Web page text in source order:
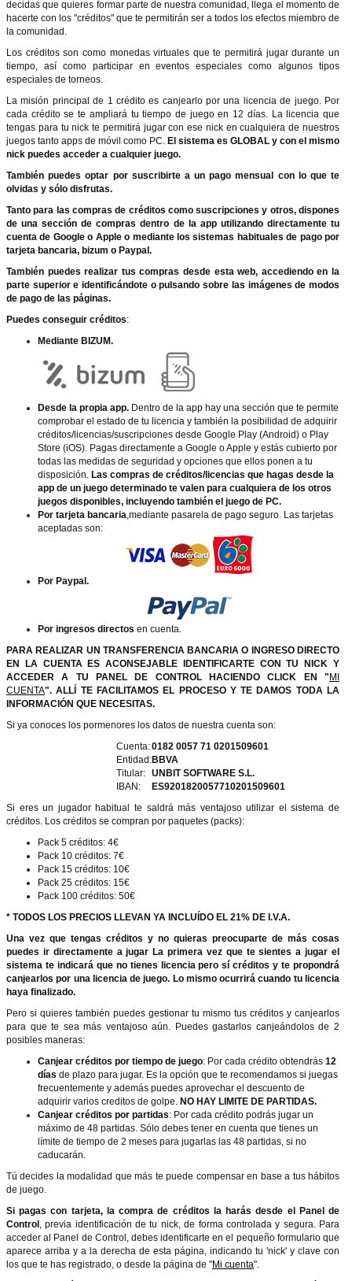
decidas que quieres formar parte de nuestra comunidad, llega el momento de
hacerte con los "créditos" que te permitirán ser a todos los efectos miembro de
la comunidad.
Los créditos son como monedas virtuales que te permitirá jugar durante un
tiempo, así como participar en eventos especiales como algunos tipos
especiales de torneos.
La misión principal de 1 crédito es canjearlo por una licencia de juego. Por
cada crédito se te ampliará tu tiempo de juego en 12 días. La licencia que
tengas para tu nick te permitirá jugar con ese nick en cualquiera de nuestros
juegos tanto apps de móvil como PC. El sistema es GLOBAL y con el mismo
nick puedes acceder a cualquier juego.
También puedes optar por suscribirte a un pago mensual con lo que te
olvidas y sólo disfrutas.
Tanto para las compras de créditos como suscripciones y otros, dispones
de una sección de compras dentro de la app utilizando directamente tu
cuenta de Google o Apple o mediante los sistemas habituales de pago por
tarjeta bancaria, bizum o Paypal.
También puedes realizar tus compras desde esta web, accediendo en la
parte superior e identificándote o pulsando sobre las imágenes de modos
de pago de las páginas.
Puedes conseguir créditos:
Mediante BIZUM.
Desde la propia app. Dentro de la app hay una sección que te permite
comprobar el estado de tu licencia y también la posibilidad de adquirir
créditos/licencias/suscripciones desde Google Play (Android) o Play
Store (iOS). Pagas directamente a Google o Apple y estás cubierto por
todas las medidas de seguridad y opciones que ellos ponen a tu
disposición. Las compras de créditos/licencias que hagas desde la
app de un juego determinado te valen para cualquiera de los otros
juegos disponibles, incluyendo también el juego de PC.
Por tarjeta bancaria,mediante pasarela de pago seguro. Las tarjetas
aceptadas son:
Por Paypal.
Por ingresos directos en cuenta.
PARA REALIZAR UN TRANSFERENCIA BANCARIA O INGRESO DIRECTO
EN LA CUENTA ES ACONSEJABLE IDENTIFICARTE CON TU NICK Y
ACCEDER A TU PANEL DE CONTROL HACIENDO CLICK EN " MI
CUENTA". ALLÍ TE FACILITAMOS EL PROCESO Y TE DAMOS TODA LA
INFORMACIÓN QUE NECESITAS.
Si ya conoces los pormenores los datos de nuestra cuenta son:
Cuenta:0182 0057 71 0201509601
Entidad:BBVA
Titular: UNBIT SOFTWARE S.L.
IBAN:
ES9201820057710201509601
Si eres un jugador habitual te saldrá más ventajoso utilizar el sistema de
créditos. Los créditos se compran por paquetes (packs):
Pack 5 créditos: 4€
Pack 10 créditos: 7€
Pack 15 créditos: 10€
Pack 25 créditos: 15€
Pack 100 créditos: 50€
* TODOS LOS PRECIOS LLEVAN YA INCLUÍDO EL 21% DE I.V.A.
Una vez que tengas créditos y no quieras preocuparte de más cosas
puedes ir directamente a jugar La primera vez que te sientes a jugar el
sistema te indicará que no tienes licencia pero sí créditos y te propondrá
canjearlos por una licencia de juego. Lo mismo ocurrirá cuando tu licencia
haya finalizado.
Pero si quieres también puedes gestionar tu mismo tus créditos y canjearlos
para que te sea más ventajoso aún. Puedes gastarlos canjeándolos de 2
posibles maneras:
Canjear créditos por tiempo de juego: Por cada crédito obtendrás 12
días de plazo para jugar. Es la opción que te recomendamos si juegas
frecuentemente y además puedes aprovechar el descuento de
adquirir varios creditos de golpe. NO HAY LIMITE DE PARTIDAS.
Canjear créditos por partidas: Por cada crédito podrás jugar un
máximo de 48 partidas. Sólo debes tener en cuenta que tienes un
límite de tiempo de 2 meses para jugarlas las 48 partidas, si no
caducarán.
Tú decides la modalidad que más te puede compensar en base a tus hábitos
de juego.
Si pagas con tarjeta, la compra de créditos la harás desde el Panel de
Control , previa identificación de tu nick, de forma controlada y segura. Para
acceder al Panel de Control, debes identificarte en el pequeño formulario que
aparece arriba y a la derecha de esta página, indicando tu 'nick' y clave con
los que te has registrado, o desde la página de "Mi cuenta".